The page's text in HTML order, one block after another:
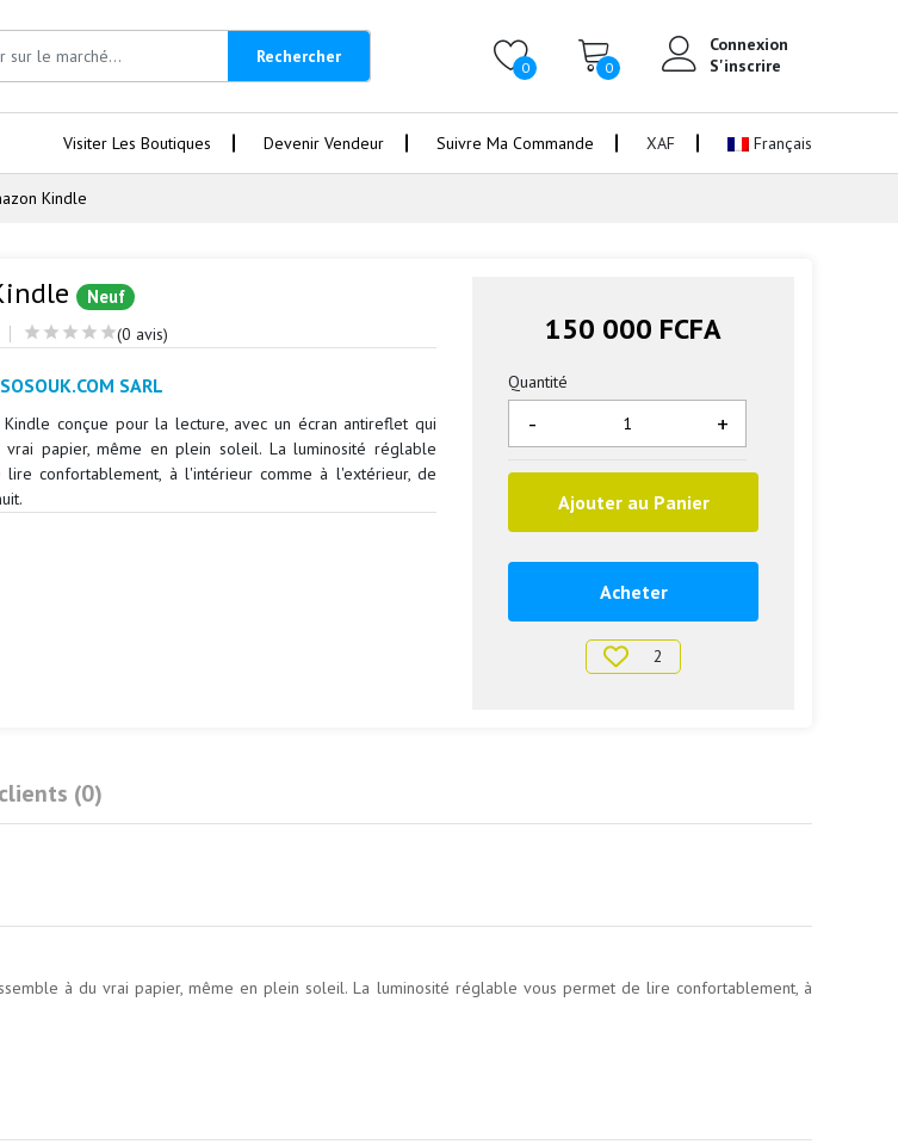
Rechercher
0 0
Connexion
S'inscrire
Visiter Les Boutiques Devenir Vendeur Suivre Ma Commande XAF Français
Kindle
Neuf
(0 avis)
SARL
Kindle conçue pour la lecture, avec un écran antireflet qui
papier, même en plein soleil. La luminosité réglable
confortablement, à l'intérieur comme à l'extérieur, de
150 000 FCFA
Quantité
+
-
Ajouter au Panier
Acheter
2
(0)
à du vrai papier, même en plein soleil. La luminosité réglable vous permet de lire confortablement, à